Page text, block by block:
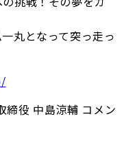
丸となって突っ走っ
締役 中島涼輔 コメン